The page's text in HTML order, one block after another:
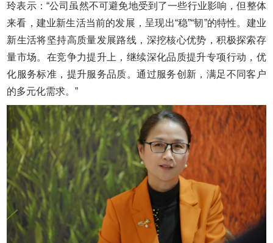
玲表示：“公司虽然不可避免地受到了一些行业影响，但整体
来看，建业新生活当前的发展，呈现出“稳”“韧”的特性。建业
新生活将坚持高质量发展路线，深挖核心优势，积极探索存
量市场。在竞争力提升上，继续深化品质提升专项行动，优
化服务标准，提升服务品质。通过服务创新，满足不同客户
的多元化需求。”